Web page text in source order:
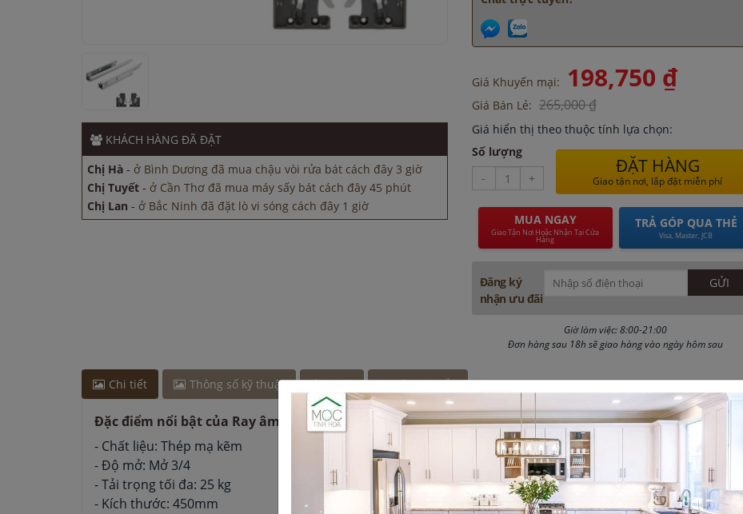
KHÁCH HÀNG ĐÃ ĐẶT
Chị Tuyết
Anh Hào - ở Bắc Ninh đã đặt lò vi sóng cách đây 30 phút
Chị Hà
ở TP. Hồ Chí Minh đã mua bếp điện từ cách đây 45 phút
Chị Hà - ở Bình Dương đã mua chậu vòi rửa bát cách đây 3 giờ
Chị Tuyết - ở Cần Thơ đã mua máy sấy bát cách đây 45 phút
Chị Lan - ở Bắc Ninh đã đặt lò vi sóng cách đây 1 giờ
Anh Hào-ở Bắc Ninh đã đặt lò vi sóng cách đây 30 phút
Giá Khuyến mại: 198,750 ₫
Giá Bán Lẻ: 265,000 ₫
Giá hiển thị theo thuộc tính lựa chọn:
Số lượng
-
+
ĐẶT HÀNG
Giao tận nơi, lắp đặt miễn phí
MUA NGAY
Giao Tận Nơi Hoặc Nhận Tại Cửa
Hàng
TRẢ GÓP QUA THẺ
Visa, Master, JCB
Đăng ký
nhận ưu đãi
Giờ làm việc: 8:00-21:00
Đơn hàng sau 18h sẽ giao hàng vào ngày hôm sau
Chi tiết Thông số kỹ thuật Lưu ý Vận chuyển
Đặc điểm nổi bật của Ray âm giảm chấn 3/4-L450mm Imundex 7272145
- Chất liệu: Thép mạ kẽm
- Độ mở: Mở 3/4
- Tải trọng tối đa: 25 kg
- Kích thước: 450mm